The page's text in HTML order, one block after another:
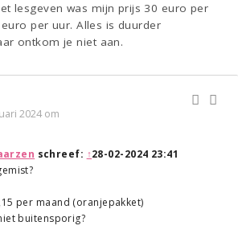
lesgeven was mijn prijs 30 euro per
per uur. Alles is duurder
ontkom je niet aan.
2024 om
schreef: ↑28-02-2024 23:41
per maand (oranjepakket)
buitensporig?